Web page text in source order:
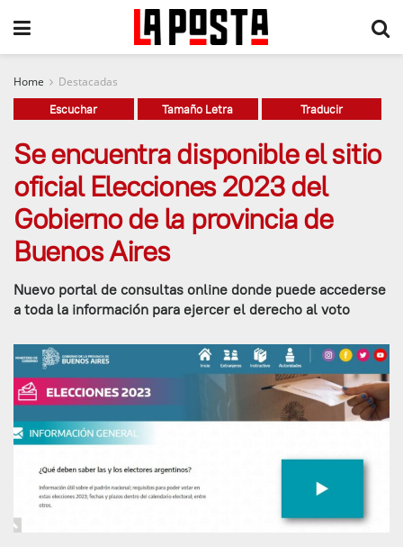
Home Destacadas
Escuchar Tamaño Letra Traducir
Se encuentra disponible el sitio
oficial Elecciones 2023 del
Gobierno de la provincia de
Buenos Aires
Nuevo portal de consultas online donde puede accederse
a toda la información para ejercer el derecho al voto